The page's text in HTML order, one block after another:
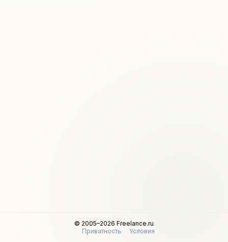
© 2005–2026 Freelance.ru
Приватность
Условия